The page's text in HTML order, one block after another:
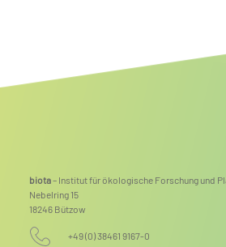
biota– Institut für ökologische Forschung und
Nebelring 15
18246 Bützow
+49 (0) 38461 9167-0